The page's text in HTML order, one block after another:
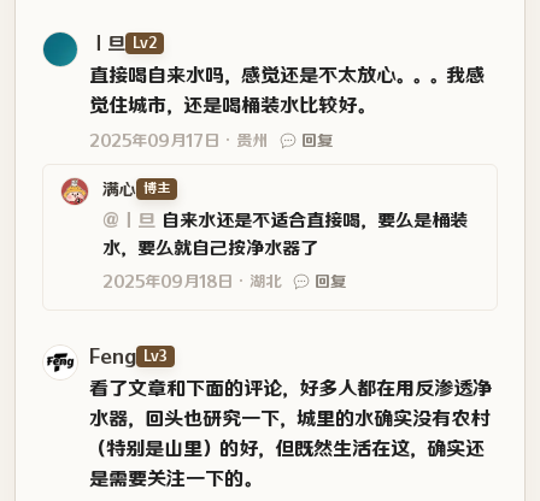
丨旦 Lv2
直接喝自来水吗，感觉还是不太放心。。。我感
觉住城市，还是喝桶装水比较好。
2025年09月17日 贵州 回复
满心 博主
@丨旦 自来水还是不适合直接喝，要么是桶装
水，要么就自己按净水器了
2025年09月18日 湖北 回复
Feng Lv3
看了文章和下面的评论，好多人都在用反渗透净
水器，回头也研究一下，城里的水确实没有农村
（特别是山里）的好，但既然生活在这，确实还
是需要关注一下的。